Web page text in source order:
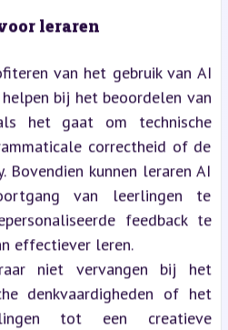
leraren
van het gebruik van AI
bij het beoordelen van
het gaat om technische
correctheid of de
Bovendien kunnen leraren AI
van leerlingen te
feedback te
effectiever leren.
niet vervangen bij het
denkvaardigheden of het
tot een creatieve